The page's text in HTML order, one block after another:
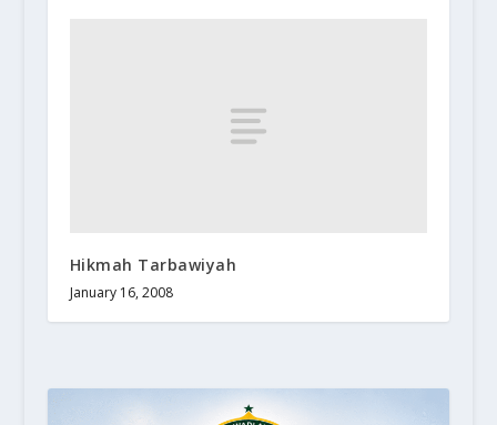
Hikmah Tarbawiyah
January 16, 2008